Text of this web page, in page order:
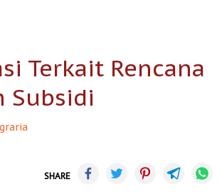
Terkait Rencana
Subsidi
SHARE